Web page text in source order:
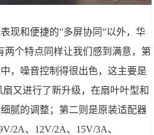
现和便捷的”多屏协同”以外，华
两个特点同样让我们感到满意，第
，噪音控制得很出色，这主要是
又进行了新升级，在扇叶叶型和
腻的调整；第二则是原装适配器
2A、12V/2A、15V/3A、